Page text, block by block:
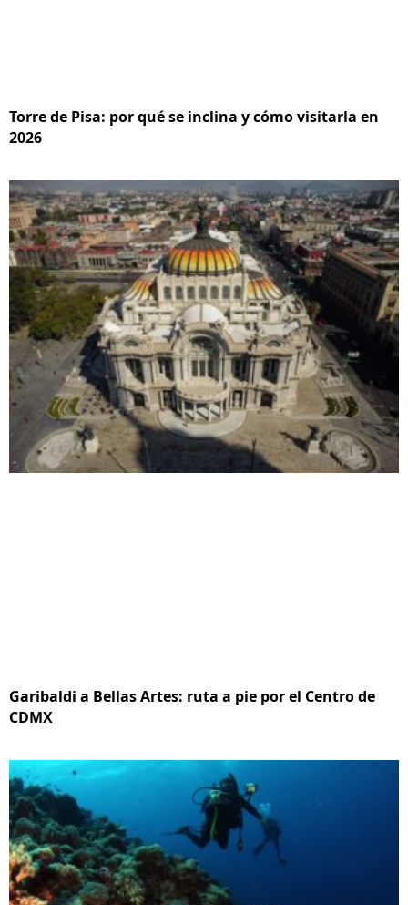
Torre de Pisa: por qué se inclina y cómo visitarla en
2026
Garibaldi a Bellas Artes: ruta a pie por el Centro de
CDMX